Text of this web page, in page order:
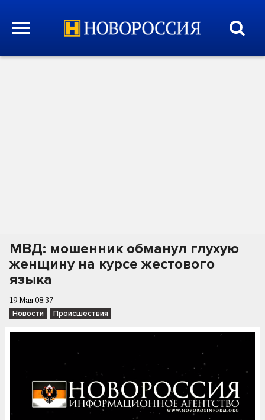
МВД: мошенник обманул глухую
женщину на курсе жестового
языка
19 Мая 08:37
Новости Происшествия